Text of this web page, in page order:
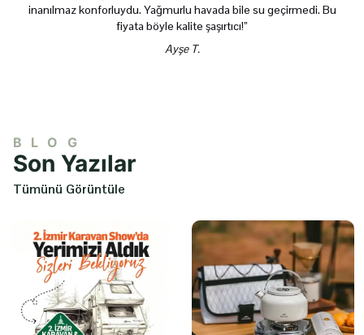
inanılmaz konforluydu. Yağmurlu havada bile su geçirmedi. Bu
fiyata böyle kalite şaşırtıcı!”
Ayşe T.
BLOG
Son Yazılar
Tümünü Görüntüle